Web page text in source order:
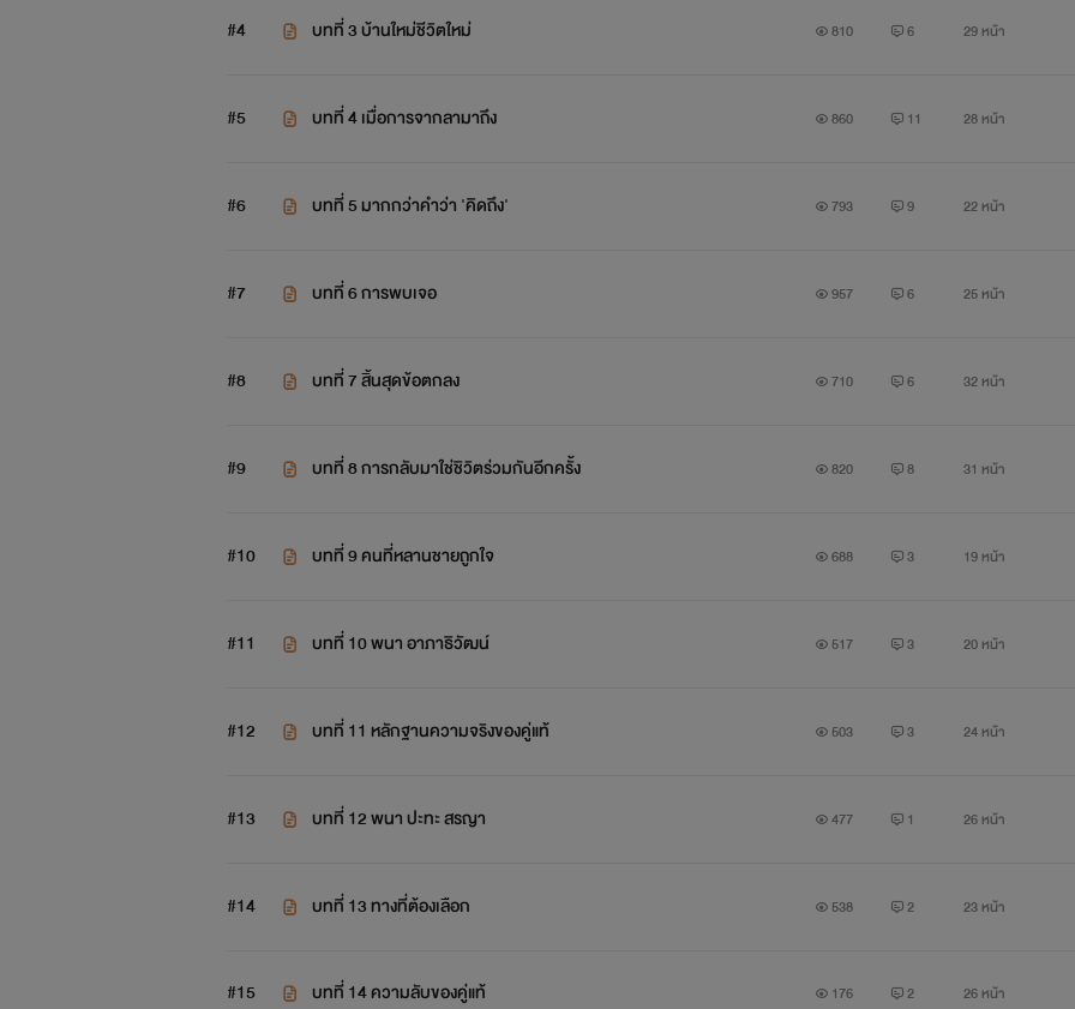
#4 บทที่ 3 บ้านใหม่ชีวิตใหม่ 810 6 29 หน้า
#5 ​บทที่ 4 เมื่อการจากลามาถึง 860 11 28 หน้า
#6 บทที่ 5 มากกว่าคำว่า 'คิดถึง' 793 9 22 หน้า
#7 บทที่ 6 การพบเจอ 957 6 25 หน้า
#8 บทที่ 7 สิ้นสุดข้อตกลง 710 6 32 หน้า
#9 บทที่ 8 การกลับมาใช่ชิวิตร่วมกันอีกครั้ง 820 8 31 หน้า
#10 บทที่ 9 คนที่หลานชายถูกใจ 688 3 19 หน้า
#11 บทที่ 10 พนา อาภาธิวัฒน์ 517 3 20 หน้า
#12 บทที่ 11 หลักฐานความจริงของคู่แท้ 503 3 24 หน้า
#13 บทที่ 12 พนา ปะทะ สรญา 477 1 26 หน้า
#14 บทที่ 13 ทางที่ต้องเลือก 538 2 23 หน้า
#15 บทที่ 14 ความลับของคู่แท้ 176 2 26 หน้า